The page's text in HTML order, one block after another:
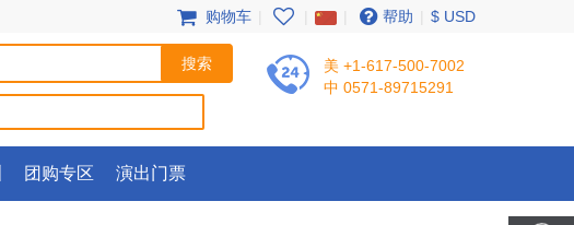
购物车 帮助 $ USD
美 +1-617-500-7002
中 0571-89715291
团购专区 演出门票